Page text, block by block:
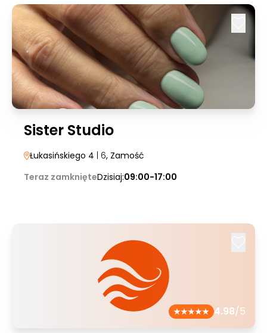
Sister Studio
Łukasińskiego 4 | 6, Zamość
Teraz zamknięteDzisiaj:09:00-17:00
4.98/5